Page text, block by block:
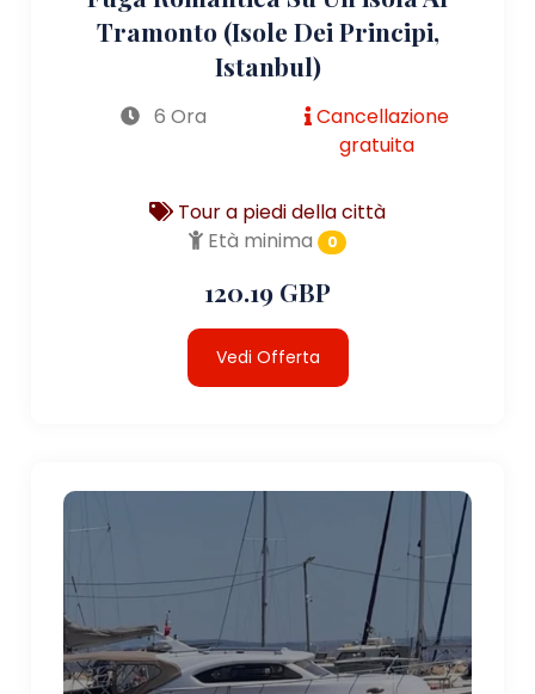
Tramonto (Isole Dei Principi,
Istanbul)
6 Ora
Cancellazione
gratuita
Tour a piedi della città
Età minima
0
120.19 GBP
Vedi Offerta